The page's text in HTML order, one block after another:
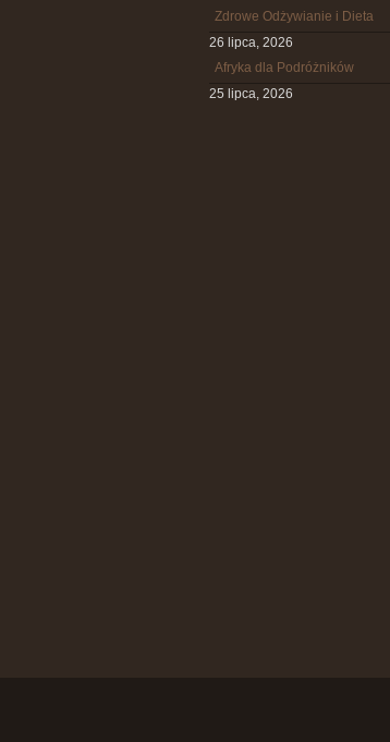
Zdrowe Odżywianie i Dieta
26 lipca, 2026
Afryka dla Podróżników
25 lipca, 2026